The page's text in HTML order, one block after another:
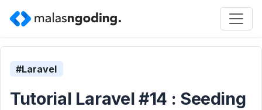
#Laravel
Tutorial Laravel #14 : Seeding